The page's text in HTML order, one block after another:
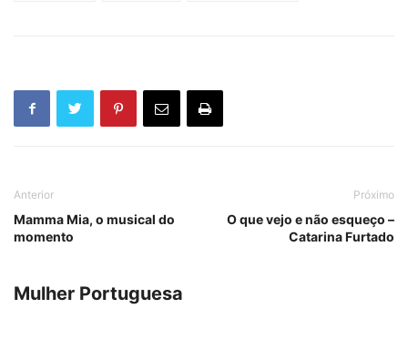
Anterior
Mamma Mia, o musical do
momento
Próximo
O que vejo e não esqueço –
Catarina Furtado
Mulher Portuguesa